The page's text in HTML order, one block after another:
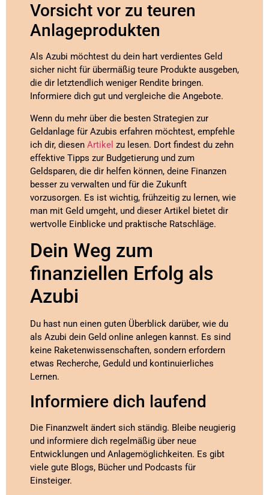
Vorsicht vor zu teuren
Anlageprodukten
Als Azubi möchtest du dein hart verdientes Geld
sicher nicht für übermäßig teure Produkte ausgeben,
die dir letztendlich weniger Rendite bringen.
Informiere dich gut und vergleiche die Angebote.
Wenn du mehr über die besten Strategien zur
Geldanlage für Azubis erfahren möchtest, empfehle
ich dir, diesen Artikel zu lesen. Dort findest du zehn
effektive Tipps zur Budgetierung und zum
Geldsparen, die dir helfen können, deine Finanzen
besser zu verwalten und für die Zukunft
vorzusorgen. Es ist wichtig, frühzeitig zu lernen, wie
man mit Geld umgeht, und dieser Artikel bietet dir
wertvolle Einblicke und praktische Ratschläge.
Dein Weg zum
finanziellen Erfolg als
Azubi
Du hast nun einen guten Überblick darüber, wie du
als Azubi dein Geld online anlegen kannst. Es sind
keine Raketenwissenschaften, sondern erfordern
etwas Recherche, Geduld und kontinuierliches
Lernen.
Informiere dich laufend
Die Finanzwelt ändert sich ständig. Bleibe neugierig
und informiere dich regelmäßig über neue
Entwicklungen und Anlagemöglichkeiten. Es gibt
viele gute Blogs, Bücher und Podcasts für
Einsteiger.